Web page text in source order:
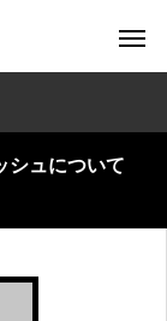
シュについて